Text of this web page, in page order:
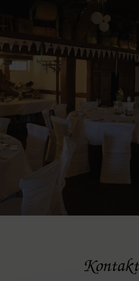
Kontakt